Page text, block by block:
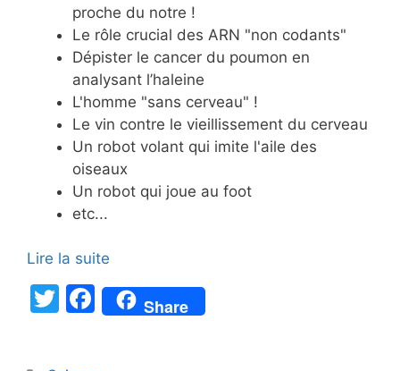
proche du notre !
Le rôle crucial des ARN "non codants"
Dépister le cancer du poumon en
analysant l’haleine
L'homme "sans cerveau" !
Le vin contre le vieillissement du cerveau
Un robot volant qui imite l'aile des
oiseaux
Un robot qui joue au foot
etc...
Lire la suite
T
F
a
Share